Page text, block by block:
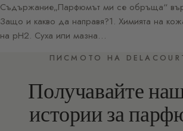
Съдържание„Парфюмът ми се обръща“
Защо и какво да направя?1. Химията на
на pH2. Суха или мазна…
ПИСМОТО НА
Получавайте
истории за